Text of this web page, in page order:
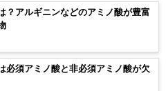
？アルギニンなどのアミノ酸が豊富
必須アミノ酸と非必須アミノ酸が欠